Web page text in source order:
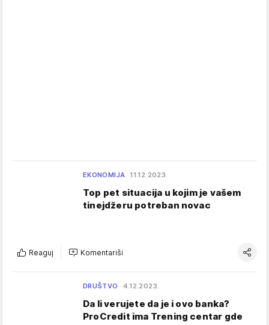
EKONOMIJA 11.12.2023.
Top pet situacija u kojim je vašem
tinejdžeru potreban novac
Reaguj Komentariši
DRUŠTVO 4.12.2023.
Da li verujete da je i ovo banka?
ProCredit ima Trening centar gde